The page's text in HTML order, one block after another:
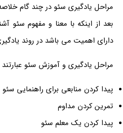
مراحل یادگیری سئو در چند گام
بعد از اینکه با معنا و مفهوم سئو
دارای اهمیت می باشد در روند
مراحل یادگیری و آموزش سئو عبارتند
پیدا کردن منابعی برای راهنمایی سئو
تمرین کردن مداوم
پیدا کردن یک معلم سئو